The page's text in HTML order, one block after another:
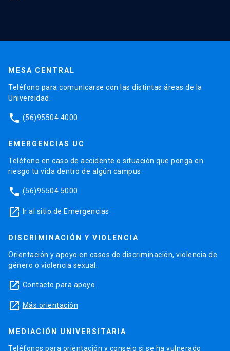
MESA CENTRAL
Teléfono para comunicarse con las distintas áreas de la
Universidad.
phone (56)95504 4000
EMERGENCIAS UC
Teléfono en caso de accidente o situación que ponga en
riesgo tu vida dentro de algún campus.
phone (56)95504 5000
launch Ir al sitio de Emergencias
DISCRIMINACIÓN Y VIOLENCIA
Orientación y apoyo en casos de discriminación, violencia de
género o violencia sexual.
launch Contacto para apoyo
launch Más orientación
MEDIACIÓN UNIVERSITARIA
Teléfonos para orientación y consejo si se ha vulnerado